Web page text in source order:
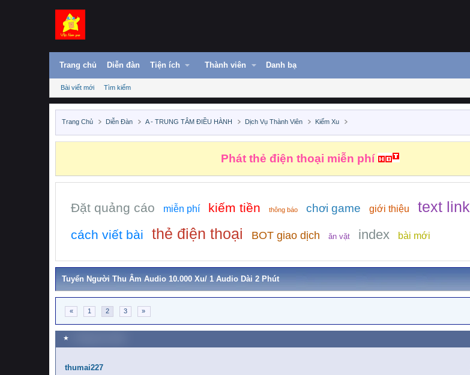
Trang chủ Diễn đàn Tiện ích Thành viên Danh bạ
Bài viết mới Tìm kiếm
Trang Chủ Diễn Đàn A - TRUNG TÂM ĐIỀU HÀNH Dịch Vụ Thành Viên Kiếm Xu
Phát thẻ điện thoại miễn phí
Đặt quảng cáo miễn phí kiếm tiền thông báo chơi game giới thiệu text link
cách viết bài thẻ điện thoại BOT giao dịch ăn vặt index bài mới
Tuyển Người Thu Âm Audio 10.000 Xu/ 1 Audio Dài 2 Phút
« 1 2 3 »
★
thumai227